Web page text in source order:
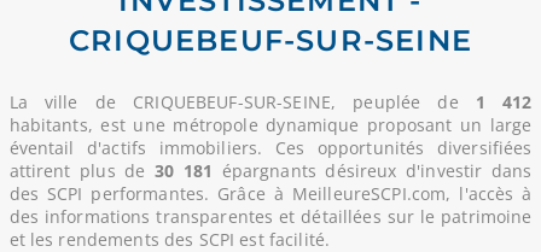
CRIQUEBEUF-SUR-SEINE
La ville de CRIQUEBEUF-SUR-SEINE, peuplée de 1 412
habitants, est une métropole dynamique proposant un large
éventail d'actifs immobiliers. Ces opportunités diversifiées
attirent plus de 30 181 épargnants désireux d'investir dans
des SCPI performantes. Grâce à MeilleureSCPI.com, l'accès à
des informations transparentes et détaillées sur le patrimoine
et les rendements des SCPI est facilité.